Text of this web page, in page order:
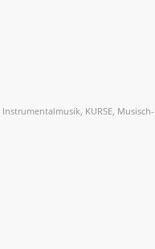
Instrumentalmusik, KURSE,